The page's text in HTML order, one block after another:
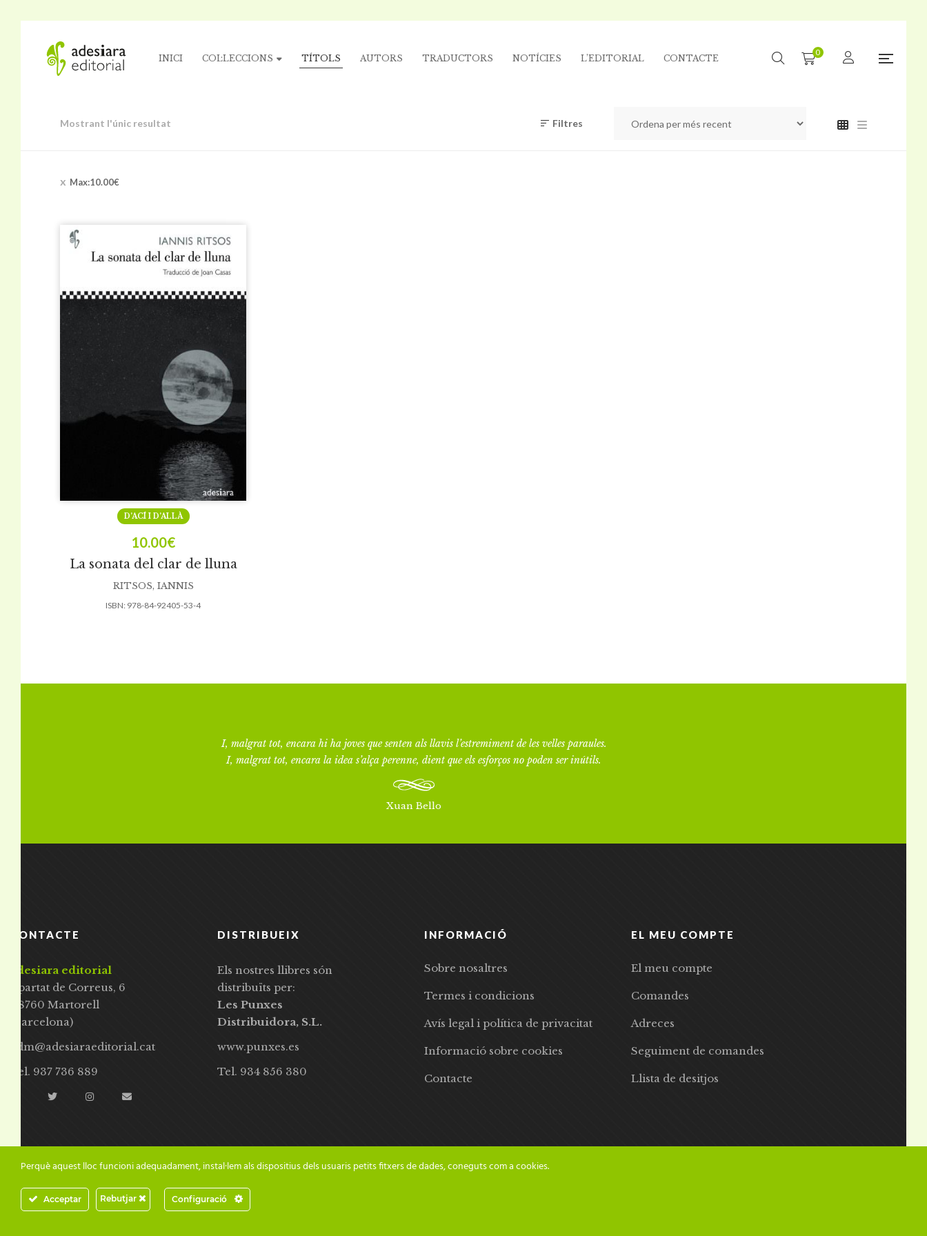
INICI COL·LECCIONS TÍTOLS AUTORS TRADUCTORS NOTÍCIES L’EDITORIAL CONTACTE
0
Mostrant l'únic resultat Filtres
Max:10.00€
La sonata del clar de lluna
D’ACÍ I D’ALLÀ
10.00€
RITSOS, IANNIS
ISBN: 978-84-92405-53-4
I, malgrat tot, encara hi ha joves que senten als llavis l’estremiment de les velles paraules.
I, malgrat tot, encara la idea s’alça perenne, dient que els esforços no poden ser inútils.
Xuan Bello
CONTACTE
adesiara editorial
Apartat de Correus, 6
08760 Martorell
(Barcelona)
adm@adesiaraeditorial.cat
Tel. 937 736 889
DISTRIBUEIX
Els nostres llibres són
distribuïts per:
Les Punxes
Distribuidora, S.L.
www.punxes.es
Tel. 934 856 380
INFORMACIÓ
Sobre nosaltres
Termes i condicions
Avís legal i política de privacitat
Informació sobre cookies
Contacte
EL MEU COMPTE
El meu compte
Comandes
Adreces
Seguiment de comandes
Llista de desitjos
Perquè aquest lloc funcioni adequadament, instal·lem als dispositius dels usuaris petits fitxers de dades, coneguts com a cookies.
Acceptar Rebutjar Configuració